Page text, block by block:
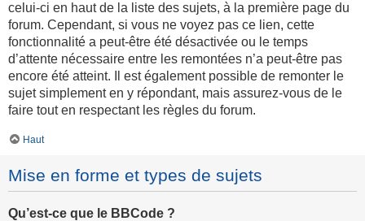
celui-ci en haut de la liste des sujets, à la première page du
forum. Cependant, si vous ne voyez pas ce lien, cette
fonctionnalité a peut-être été désactivée ou le temps
d’attente nécessaire entre les remontées n’a peut-être pas
encore été atteint. Il est également possible de remonter le
sujet simplement en y répondant, mais assurez-vous de le
faire tout en respectant les règles du forum.
Haut
Mise en forme et types de sujets
Qu’est-ce que le BBCode ?